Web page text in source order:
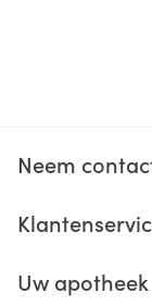
Neem
Uw apotheek